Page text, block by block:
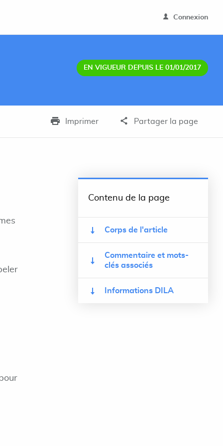
Connexion
EN VIGUEUR DEPUIS LE 01/01/2017
Imprimer Partager la page
Contenu de la page
Corps de l'article
Commentaire et mots-
clés associés
Informations DILA